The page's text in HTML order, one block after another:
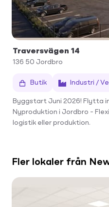
Traversvägen 14
136 50 Jordbro
Butik Industri /
Byggstart Juni 2026! Flytta
Nyproduktion i Jordbro –
logistik eller produktion.
Fler lokaler från